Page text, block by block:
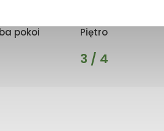
pokoi Piętro
3 / 4